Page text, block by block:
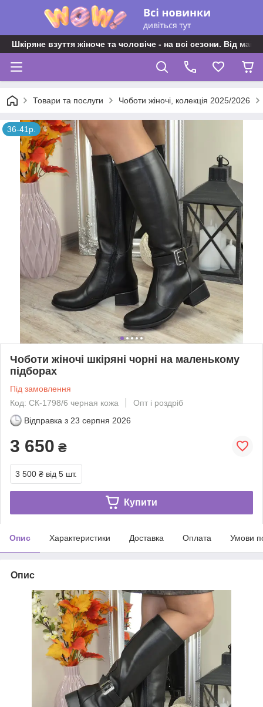
Шкіряне взуття жіноче та чоловіче - на всі сезони. Від
Товари та послуги Чоботи жіночі, колекція 2025/2026
36-41р.
Чоботи жіночі шкіряні чорні на маленькому
підборах
Під замовлення
Код: СК-1798/6 черная кожа
Опт і роздріб
Відправка з 23 серпня 2026
3 650 ₴
3 500 ₴ від 5 шт.
Купити
Опис Характеристики Доставка Оплата Умови
Опис